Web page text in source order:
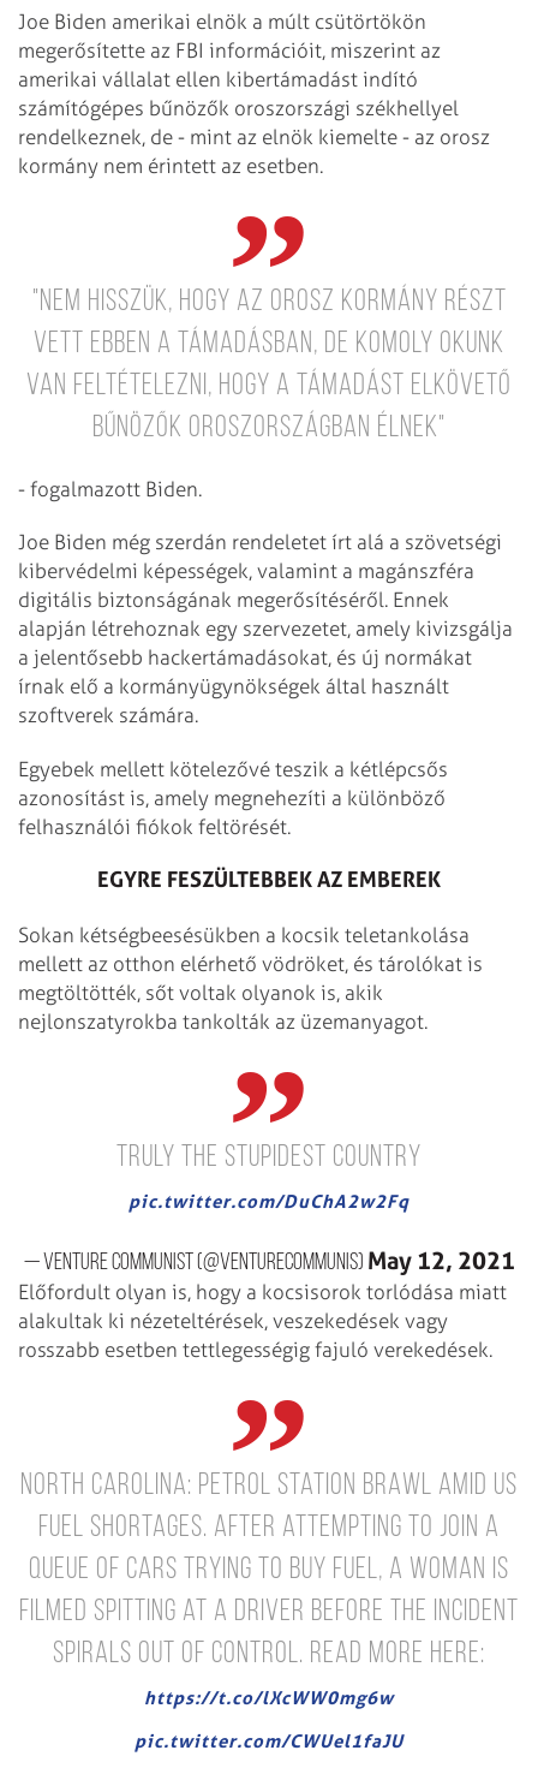
Joe Biden amerikai elnök a múlt csütörtökön
megerősítette az FBI információit, miszerint az
amerikai vállalat ellen kibertámadást indító
számítógépes bűnözők oroszországi székhellyel
rendelkeznek, de - mint az elnök kiemelte - az orosz
kormány nem érintett az esetben.
"Nem hisszük, hogy az orosz kormány részt
vett ebben a támadásban, de komoly okunk
van feltételezni, hogy a támadást elkövető
bűnözők Oroszországban élnek"
- fogalmazott Biden.
Joe Biden még szerdán rendeletet írt alá a szövetségi
kibervédelmi képességek, valamint a magánszféra
digitális biztonságának megerősítéséről. Ennek
alapján létrehoznak egy szervezetet, amely kivizsgálja
a jelentősebb hackertámadásokat, és új normákat
írnak elő a kormányügynökségek által használt
szoftverek számára.
Egyebek mellett kötelezővé teszik a kétlépcsős
azonosítást is, amely megnehezíti a különböző
felhasználói fiókok feltörését.
EGYRE FESZÜLTEBBEK AZ EMBEREK
Sokan kétségbeesésükben a kocsik teletankolása
mellett az otthon elérhető vödröket, és tárolókat is
megtöltötték, sőt voltak olyanok is, akik
nejlonszatyrokba tankolták az üzemanyagot.
truly the stupidest country
pic.twitter.com/DuChA2w2Fq
— Venture Communist (@venturecommunis) May 12, 2021
Előfordult olyan is, hogy a kocsisorok torlódása miatt
alakultak ki nézeteltérések, veszekedések vagy
rosszabb esetben tettlegességig fajuló verekedések.
North Carolina: Petrol station brawl amid US
fuel shortages. After attempting to join a
queue of cars trying to buy fuel, a woman is
filmed spitting at a driver before the incident
spirals out of control. Read more here:
https://t.co/lXcWW0mg6w
pic.twitter.com/CWUel1faJU